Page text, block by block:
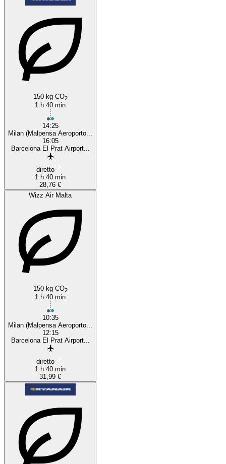
150 kg CO2
1 h 40 min
14:25
Milan (Malpensa Aeroporto...
16:05
Barcelona El Prat Airport...
diretto
1 h 40 min
28,76 €
Wizz Air Malta
150 kg CO2
1 h 40 min
10:35
Milan (Malpensa Aeroporto...
12:15
Barcelona El Prat Airport...
diretto
1 h 40 min
31,99 €